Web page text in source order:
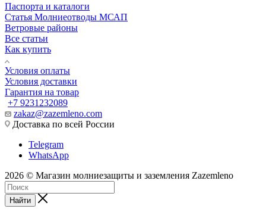
Паспорта и каталоги
Статья Молниеотводы МСАП
Ветровые районы
Все статьи
Как купить
Условия оплаты
Условия доставки
Гарантия на товар
+7 9231232089
zakaz@zazemleno.com
Доставка по всей России
Telegram
WhatsApp
2026 © Магазин молниезащиты и заземления Zazemleno
Найти